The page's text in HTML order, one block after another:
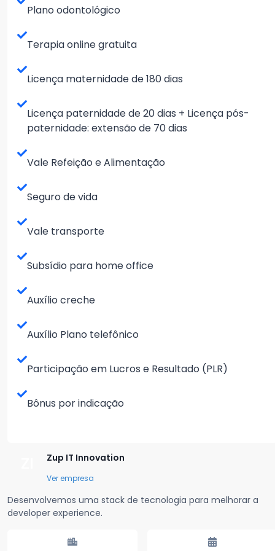
Plano odontológico
Terapia online gratuita
Licença maternidade de 180 dias
Licença paternidade de 20 dias + Licença pós-
paternidade: extensão de 70 dias
Vale Refeição e Alimentação
Seguro de vida
Vale transporte
Subsídio para home office
Auxílio creche
Auxílio Plano telefônico
Participação em Lucros e Resultado (PLR)
Bônus por indicação
Zup IT Innovation
Ver empresa
Desenvolvemos uma stack de tecnologia para melhorar a
developer experience.